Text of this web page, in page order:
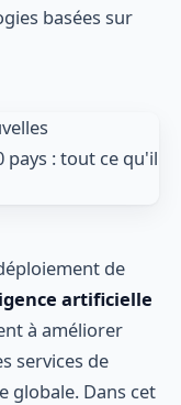
basées sur
de
artificielle
à améliorer
services de
globale. Dans cet